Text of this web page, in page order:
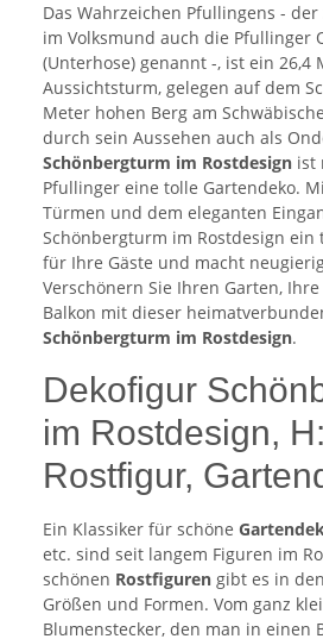
Das Wahrzeichen Pfullingens -
im Volksmund auch die Pfullinger
(Unterhose) genannt -, ist ein 26,4
Aussichtsturm, gelegen auf dem
Meter hohen Berg am
durch sein Aussehen auch als
Schönbergturm im Rostdesign ist
Pfullinger eine tolle Gartendeko.
Türmen und dem eleganten
Schönbergturm im Rostdesign ein
für Ihre Gäste und macht
Verschönern Sie Ihren Garten,
Balkon mit dieser
Schönbergturm im Rostdesign.
Dekofigur
im Rostdesign,
Rostfigur,
Ein Klassiker für schöne
etc. sind seit langem Figuren im
schönen Rostfiguren gibt es in
Größen und Formen. Vom ganz
Blumenstecker, den man in einen